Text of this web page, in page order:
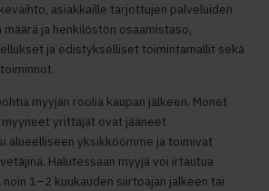
asiakkaille tarjottujen palveluiden
määrä ja henkilöstön osaamistaso,
ja edistykselliset toimintamallit sekä
myyjän roolia kaupan jälkeen. Monet
yrittäjät ovat jääneet
alueelliseen yksikköömme ja toimivat
Halutessaan myyjä voi irtautua
1–2 kuukauden siirtoajan jälkeen tai